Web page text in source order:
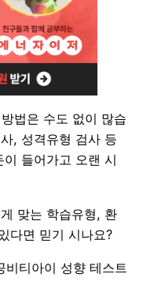
법은 수도 없이 많습
, 성격유형 검사 등
들어가고 오랜 시
맞는 학습유형, 환
다면 믿기 시나요?
비티아이 성향 테스트